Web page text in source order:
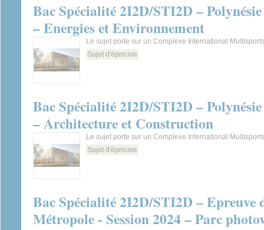
Bac Spécialité 2I2D/STI2D –
– Energies et Environnement
Le sujet porte sur un Complexe International
Sujet d'épreuve
Bac Spécialité 2I2D/STI2D –
– Architecture et Construction
Le sujet porte sur un Complexe International
Sujet d'épreuve
Bac Spécialité 2I2D/STI2D – Epreuve
Métropole - Session 2024 – Parc